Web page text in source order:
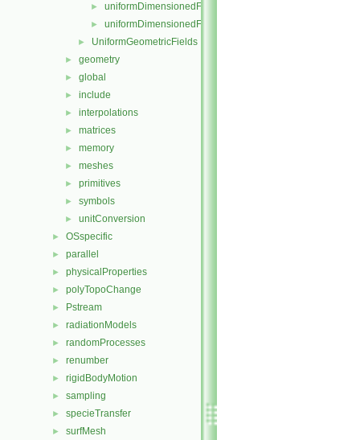
► uniformDimensionedFields.C
► uniformDimensionedFields.H
► UniformGeometricFields
► geometry
► global
► include
► interpolations
► matrices
► memory
► meshes
► primitives
► symbols
► unitConversion
► OSspecific
► parallel
► physicalProperties
► polyTopoChange
► Pstream
► radiationModels
► randomProcesses
► renumber
► rigidBodyMotion
► sampling
► specieTransfer
► surfMesh